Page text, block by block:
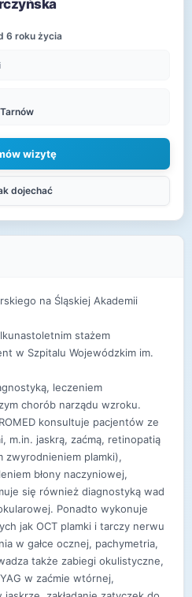
6 roku życia
wizytę
dojechać
na Śląskiej Akademii
stażem
w Szpitalu Wojewódzkim im.
leczeniem
chorób narządu wzroku.
konsultuje pacjentów ze
m.in. jaskrą, zaćmą, retinopatią
zwyrodnieniem plamki),
błony naczyniowej,
się również diagnostyką wad
Ponadto wykonuje
jak OCT plamki i tarczy nerwu
w gałce ocznej, pachymetria,
także zabiegi okulistyczne,
w zaćmie wtórnej,